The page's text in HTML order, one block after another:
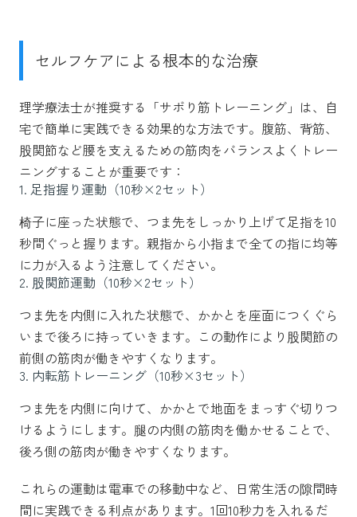
セルフケアによる根本的な治療
理学療法士が推奨する「サボり筋トレーニング」は、自
宅で簡単に実践できる効果的な方法です。腹筋、背筋、
股関節など腰を支えるための筋肉をバランスよくトレー
ニングすることが重要です：
1. 足指握り運動（10秒×2セット）
椅子に座った状態で、つま先をしっかり上げて足指を10
秒間ぐっと握ります。親指から小指まで全ての指に均等
に力が入るよう注意してください。
2. 股関節運動（10秒×2セット）
つま先を内側に入れた状態で、かかとを座面につくぐら
いまで後ろに持っていきます。この動作により股関節の
前側の筋肉が働きやすくなります。
3. 内転筋トレーニング（10秒×3セット）
つま先を内側に向けて、かかとで地面をまっすぐ切りつ
けるようにします。腿の内側の筋肉を働かせることで、
後ろ側の筋肉が働きやすくなります。
これらの運動は電車での移動中など、日常生活の隙間時
間に実践できる利点があります。1回10秒力を入れるだ